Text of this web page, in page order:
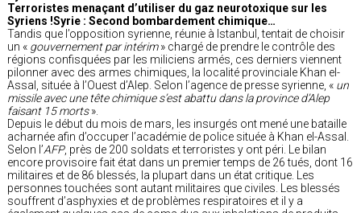
Terroristes menaçant d’utiliser du gaz neurotoxique sur les
Syriens !Syrie : Second bombardement chimique…
Tandis que l’opposition syrienne, réunie à Istanbul, tentait de choisir
un « gouvernement par intérim» chargé de prendre le contrôle des
régions confisquées par les miliciens armés, ces derniers viennent
pilonner avec des armes chimiques, la localité provinciale Khan el-
Assal, située à l’Ouest d’Alep. Selon l’agence de presse syrienne, « un
missile avec une tête chimique s’est abattu dans la province d’Alep
faisant 15 morts».
Depuis le début du mois de mars, les insurgés ont mené une bataille
acharnée afin d’occuper l’académie de police située à Khan el-Assal.
Selon l’AFP, près de 200 soldats et terroristes y ont péri. Le bilan
encore provisoire fait état dans un premier temps de 26 tués, dont 16
militaires et de 86 blessés, la plupart dans un état critique. Les
personnes touchées sont autant militaires que civiles. Les blessés
souffrent d’asphyxies et de problèmes respiratoires et il y a